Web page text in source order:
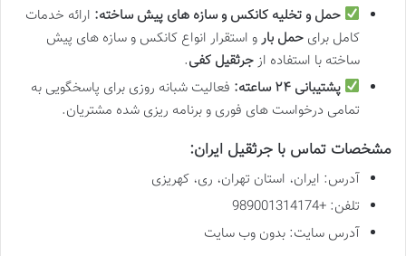
حمل و تخلیه کانکس و سازه های پیش ساخته: ارائه خدمات
کامل برای حمل بارو استقرار انواع کانکس و سازه های پیش
ساخته با استفاده ازجرثقیل کفی.
پشتیبانی ۲۴ ساعته:
فعالیت شبانه روزی برای پاسخگویی به
تمامی درخواست های فوری و برنامه ریزی شده مشتریان.
مشخصات تماس با جرثقیل ایران:
آدرس: ایران، استان تهران، ری، کهریزی
تلفن: +989001314174
آدرس سایت: بدون وب سایت